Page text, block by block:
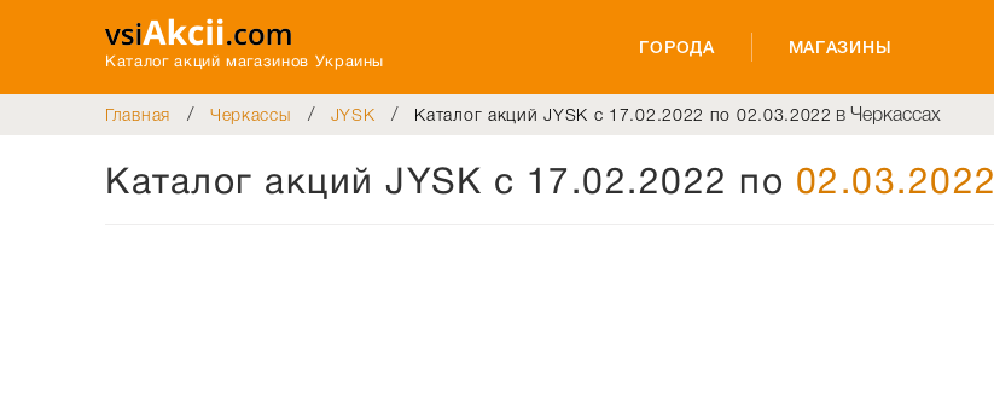
Каталог акций магазинов Украины
ГОРОДА МАГАЗИНЫ
Главная / Черкассы / JYSK / Каталог акций JYSK с 17.02.2022 по 02.03.2022 в Черкассах
Каталог акций JYSK с 17.02.2022 по 02.03.2022